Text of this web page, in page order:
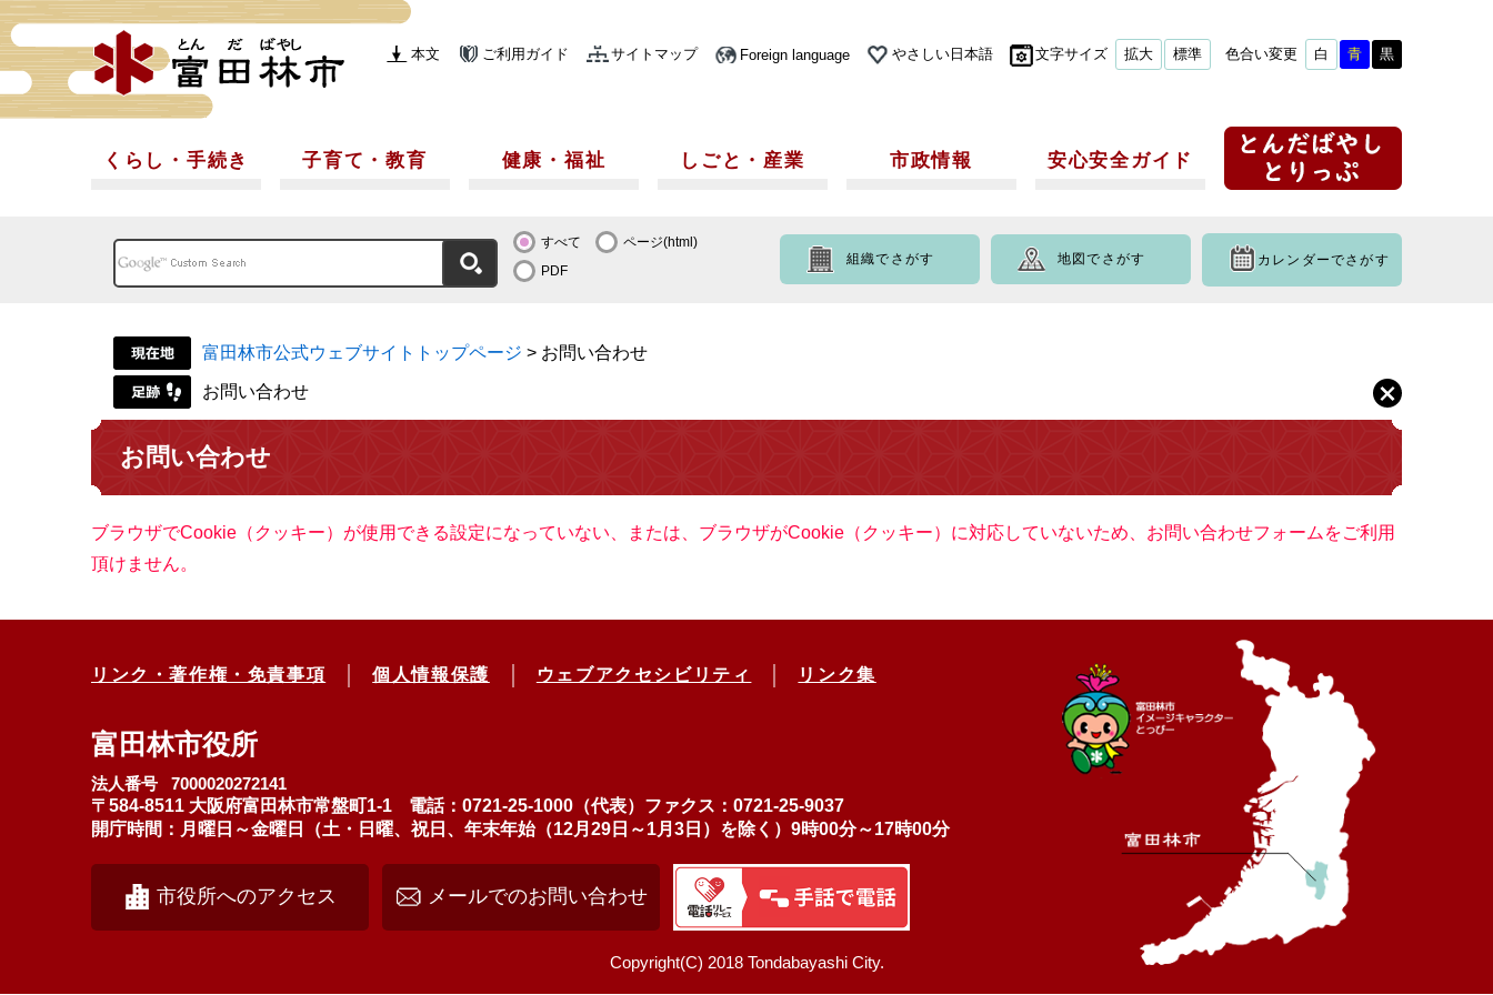
本文 ご利用ガイド サイトマップ Foreign language やさしい日本語 文字サイズ 拡大 標準 色合い変更 白 青 黒
くらし・手続き 子育て・教育 健康・福祉 しごと・産業 市政情報 安心安全ガイド
すべて
ページ(html)
PDF
組織でさがす 地図でさがす カレンダーでさがす
富田林市公式ウェブサイトトップページ > お問い合わせ
お問い合わせ
お問い合わせ
ブラウザでCookie（クッキー）が使用できる設定になっていない、または、ブラウザがCookie（クッキー）に対応していないため、お問い合わせフォームをご利用
頂けません。
リンク・著作権・免責事項 個人情報保護 ウェブアクセシビリティ リンク集
富田林市役所
法人番号 7000020272141
〒584-8511 大阪府富田林市常盤町1-1
電話：0721-25-1000（代表） ファクス：0721-25-9037
開庁時間：月曜日～金曜日（土・日曜、祝日、年末年始（12月29日～1月3日）を除く）9時00分～17時00分
市役所へのアクセス メールでのお問い合わせ
Copyright(C) 2018 Tondabayashi City.